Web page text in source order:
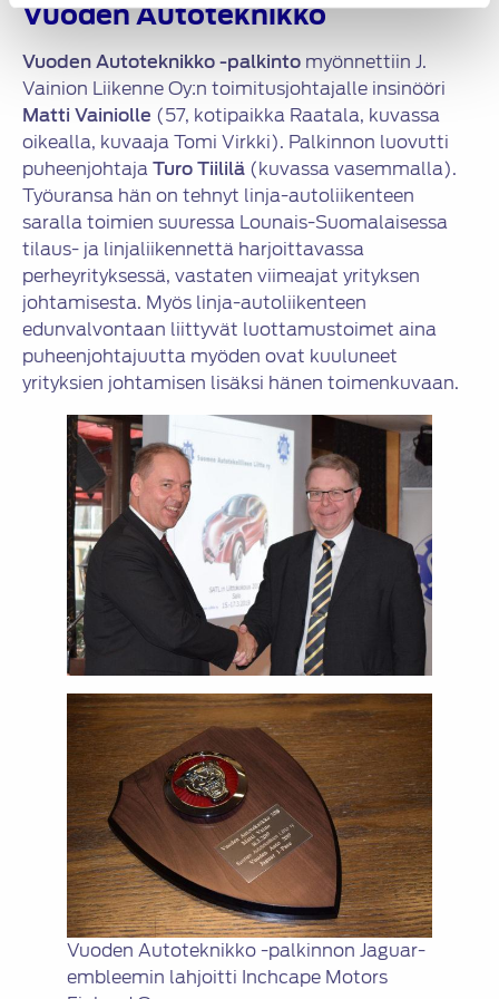
Vuoden Autoteknikko
Vuoden Autoteknikko -palkinto myönnettiin J.
Vainion Liikenne Oy:n toimitusjohtajalle insinööri
Matti Vainiolle (57, kotipaikka Raatala, kuvassa
oikealla, kuvaaja Tomi Virkki). Palkinnon luovutti
puheenjohtajaTuro Tiililä (kuvassa vasemmalla).
Työuransa hän on tehnyt linja-autoliikenteen
saralla toimien suuressa Lounais-Suomalaisessa
tilaus- ja linjaliikennettä harjoittavassa
perheyrityksessä, vastaten viimeajat yrityksen
johtamisesta. Myös linja-autoliikenteen
edunvalvontaan liittyvät luottamustoimet aina
puheenjohtajuutta myöden ovat kuuluneet
yrityksien johtamisen lisäksi hänen toimenkuvaan.
Vuoden Autoteknikko -palkinnon Jaguar-
embleemin lahjoitti Inchcape Motors